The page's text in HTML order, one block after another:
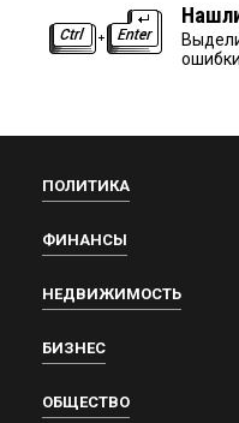
ПОЛИТИКА
ФИНАНСЫ
НЕДВИЖИМОСТЬ
БИЗНЕС
ОБЩЕСТВО